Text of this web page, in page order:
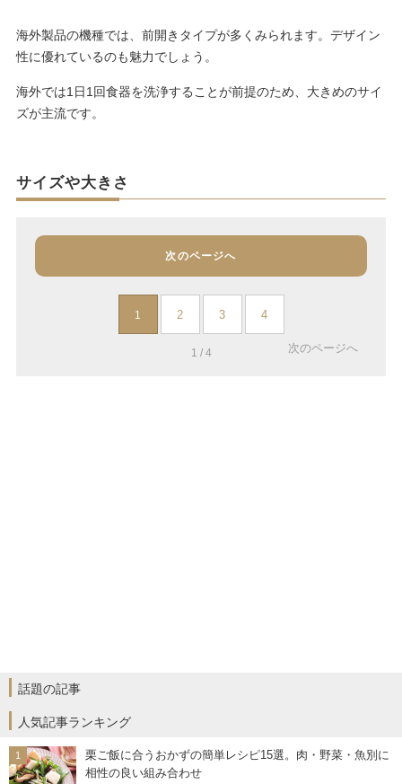
海外製品の機種では、前開きタイプが多くみられます。デザイン
性に優れているのも魅力でしょう。
海外では1日1回食器を洗浄することが前提のため、大きめのサイ
ズが主流です。
サイズや大きさ
次のページへ
1 2 3 4
1 / 4 次のページへ
話題の記事
人気記事ランキング
栗ご飯に合うおかずの簡単レシピ15選。肉・野菜・魚別に
相性の良い組み合わせ